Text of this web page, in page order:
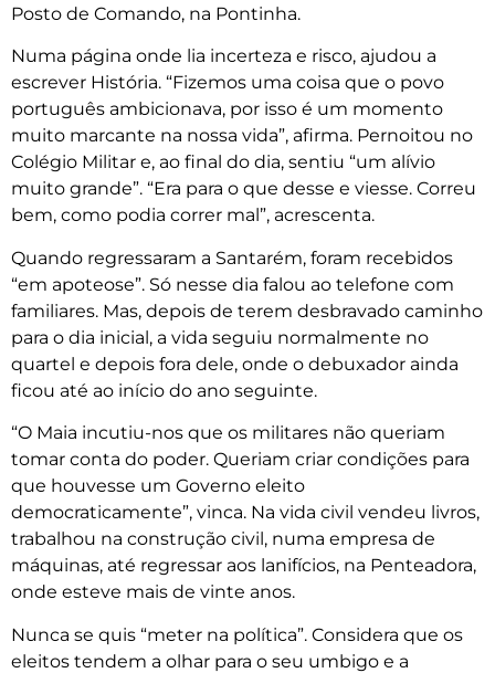
Posto de Comando, na Pontinha.
Numa página onde lia incerteza e risco, ajudou a
escrever História. “Fizemos uma coisa que o povo
português ambicionava, por isso é um momento
muito marcante na nossa vida”, afirma. Pernoitou no
Colégio Militar e, ao final do dia, sentiu “um alívio
muito grande”. “Era para o que desse e viesse. Correu
bem, como podia correr mal”, acrescenta.
Quando regressaram a Santarém, foram recebidos
“em apoteose”. Só nesse dia falou ao telefone com
familiares. Mas, depois de terem desbravado caminho
para o dia inicial, a vida seguiu normalmente no
quartel e depois fora dele, onde o debuxador ainda
ficou até ao início do ano seguinte.
“O Maia incutiu-nos que os militares não queriam
tomar conta do poder. Queriam criar condições para
que houvesse um Governo eleito
democraticamente”, vinca. Na vida civil vendeu livros,
trabalhou na construção civil, numa empresa de
máquinas, até regressar aos lanifícios, na Penteadora,
onde esteve mais de vinte anos.
Nunca se quis “meter na política”. Considera que os
eleitos tendem a olhar para o seu umbigo e a